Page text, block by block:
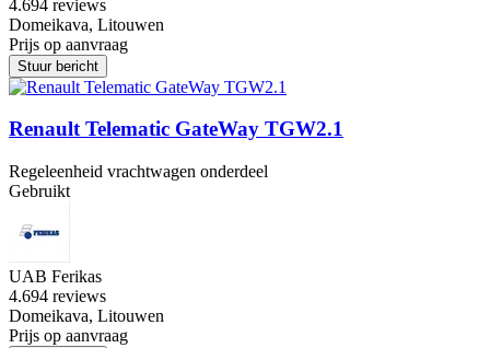
4.694 reviews
Domeikava, Litouwen
Prijs op aanvraag
Stuur bericht
Renault Telematic GateWay TGW2.1
Regeleenheid vrachtwagen onderdeel
Gebruikt
UAB Ferikas
4.694 reviews
Domeikava, Litouwen
Prijs op aanvraag